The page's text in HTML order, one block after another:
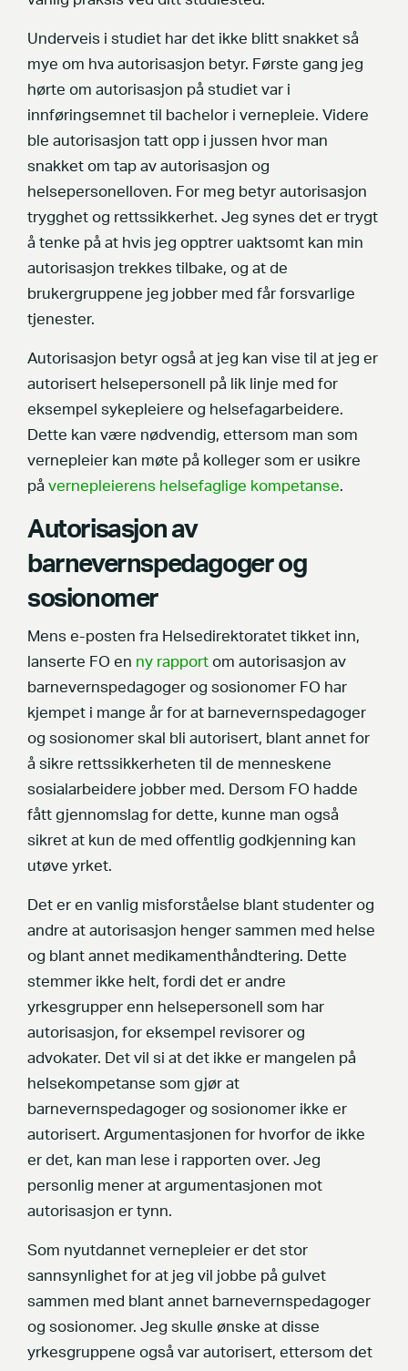
Underveis i studiet har det ikke blitt snakket så
mye om hva autorisasjon betyr. Første gang jeg
hørte om autorisasjon på studiet var i
innføringsemnet til bachelor i vernepleie. Videre
ble autorisasjon tatt opp i jussen hvor man
snakket om tap av autorisasjon og
helsepersonelloven. For meg betyr autorisasjon
trygghet og rettssikkerhet. Jeg synes det er trygt
å tenke på at hvis jeg opptrer uaktsomt kan min
autorisasjon trekkes tilbake, og at de
brukergruppene jeg jobber med får forsvarlige
tjenester.
Autorisasjon betyr også at jeg kan vise til at jeg er
autorisert helsepersonell på lik linje med for
eksempel sykepleiere og helsefagarbeidere.
Dette kan være nødvendig, ettersom man som
vernepleier kan møte på kolleger som er usikre
på vernepleierens helsefaglige kompetanse.
Autorisasjon av
barnevernspedagoger og
sosionomer
Mens e-posten fra Helsedirektoratet tikket inn,
lanserte FO en ny rapport om autorisasjon av
barnevernspedagoger og sosionomer FO har
kjempet i mange år for at barnevernspedagoger
og sosionomer skal bli autorisert, blant annet for
å sikre rettssikkerheten til de menneskene
sosialarbeidere jobber med. Dersom FO hadde
fått gjennomslag for dette, kunne man også
sikret at kun de med offentlig godkjenning kan
utøve yrket.
Det er en vanlig misforståelse blant studenter og
andre at autorisasjon henger sammen med helse
og blant annet medikamenthåndtering. Dette
stemmer ikke helt, fordi det er andre
yrkesgrupper enn helsepersonell som har
autorisasjon, for eksempel revisorer og
advokater. Det vil si at det ikke er mangelen på
helsekompetanse som gjør at
barnevernspedagoger og sosionomer ikke er
autorisert. Argumentasjonen for hvorfor de ikke
er det, kan man lese i rapporten over. Jeg
personlig mener at argumentasjonen mot
autorisasjon er tynn.
Som nyutdannet vernepleier er det stor
sannsynlighet for at jeg vil jobbe på gulvet
sammen med blant annet barnevernspedagoger
og sosionomer. Jeg skulle ønske at disse
yrkesgruppene også var autorisert, ettersom det